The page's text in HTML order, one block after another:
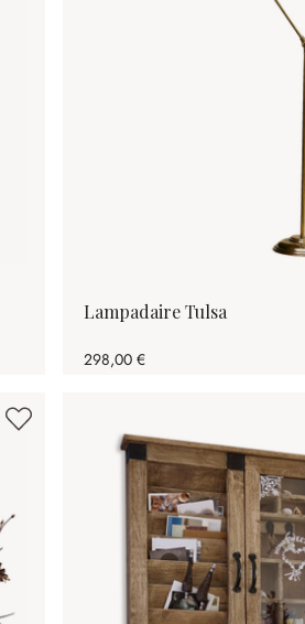
Lampadaire Tulsa
298,00 €